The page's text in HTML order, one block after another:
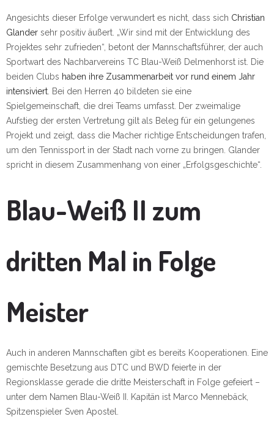
Angesichts dieser Erfolge verwundert es nicht, dass sich Christian
Glander sehr positiv äußert. „Wir sind mit der Entwicklung des
Projektes sehr zufrieden“, betont der Mannschaftsführer, der auch
Sportwart des Nachbarvereins TC Blau-Weiß Delmenhorst ist. Die
beiden Clubs haben ihre Zusammenarbeit vor rund einem Jahr
intensiviert . Bei den Herren 40 bildeten sie eine
Spielgemeinschaft, die drei Teams umfasst. Der zweimalige
Aufstieg der ersten Vertretung gilt als Beleg für ein gelungenes
Projekt und zeigt, dass die Macher richtige Entscheidungen trafen,
um den Tennissport in der Stadt nach vorne zu bringen. Glander
spricht in diesem Zusammenhang von einer „Erfolgsgeschichte“.
Blau-Weiß II zum
dritten Mal in Folge
Meister
Auch in anderen Mannschaften gibt es bereits Kooperationen. Eine
gemischte Besetzung aus DTC und BWD feierte in der
Regionsklasse gerade die dritte Meisterschaft in Folge gefeiert –
unter dem Namen Blau-Weiß II. Kapitän ist Marco Mennebäck,
Spitzenspieler Sven Apostel.